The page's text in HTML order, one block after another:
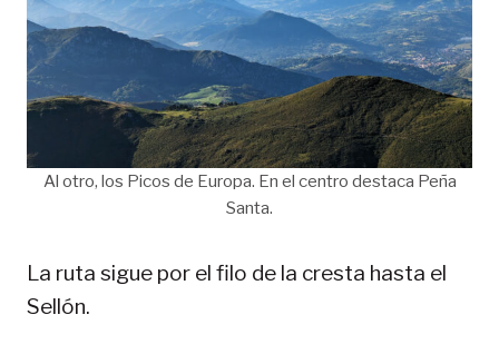
Al otro, los Picos de Europa. En el centro destaca Peña
Santa.
La ruta sigue por el filo de la cresta hasta el
Sellón.